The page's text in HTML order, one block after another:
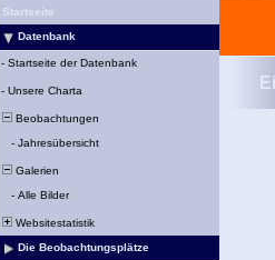
Startseite
Datenbank
- Startseite der Datenbank
- Unsere Charta
Beobachtungen
- Jahresübersicht
Galerien
- Alle Bilder
Websitestatistik
Die Beobachtungsplätze